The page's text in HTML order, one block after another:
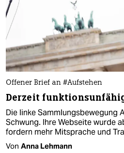
Offener Brief an #Aufstehen
Derzeit
Die linke Sammlungsbewegung
Schwung. Ihre Webseite wurde
fordern mehr Mitsprache und
Von Anna Lehmann